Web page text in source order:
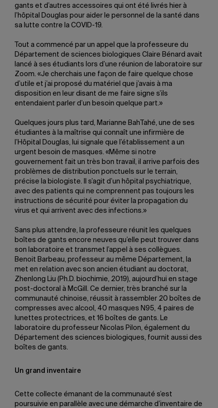
gants et d’autres accessoires qui ont été livrés hier à
l’hôpital Douglas pour aider le personnel de la santé dans
sa lutte contre la COVID-19.
Tout a commencé par un appel que la professeure du
Département de sciences biologiques Claire Bénard avait
lancé à ses étudiants lors d’une réunion de laboratoire sur
Zoom. «Je cherchais une façon de faire quelque chose
d’utile et j’ai proposé du matériel que j’avais à ma
disposition en leur disant de me faire signe s’ils
entendaient parler d’un besoin quelque part.»
Quelques jours plus tard, Marianne BahTahé, une de ses
étudiantes à la maîtrise qui connaît une infirmière de
l’Hôpital Douglas, lui signale que l’établissement a un
urgent besoin de masques. «Même si notre
gouvernement fait un très bon travail, il arrive parfois des
problèmes de distribution ponctuels sur le terrain,
précise la biologiste. Il s’agit d’un hôpital psychiatrique,
avec des patients qui ne comprennent pas toujours les
instructions de sécurité pour éviter la propagation du
virus et qui arrivent avec des infections.»
Sans plus attendre, la professeure réunit les quelques
boîtes de gants encore neuves qu’elle peut trouver dans
son laboratoire et transmet l’appel à ses collègues.
Benoit Barbeau, professeur au même Département, la
met en relation avec son ancien étudiant au doctorat,
Zhenlong Liu (Ph.D. biochimie, 2019), aujourd’hui en stage
post-doctoral à McGill. Ce dernier, très branché sur la
communauté chinoise, réussit à rassembler 20 boîtes de
compresses avec alcool, 40 masques N95, 4 paires de
lunettes protectrices, et 16 boîtes de gants. Le
laboratoire du professeur Nicolas Pilon, également du
Département des sciences biologiques, fournit aussi des
boîtes de gants.
Un grand inventaire
Cette collecte émanant de la communauté s’est
poursuivie en parallèle avec une démarche d’inventaire de